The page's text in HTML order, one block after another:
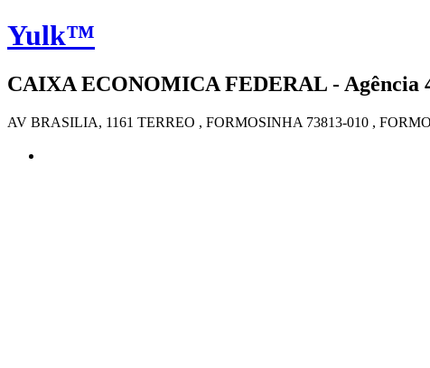
Yulk™
CAIXA ECONOMICA FEDERAL - Agência
AV BRASILIA, 1161 TERREO , FORMOSINHA 73813-010 ,